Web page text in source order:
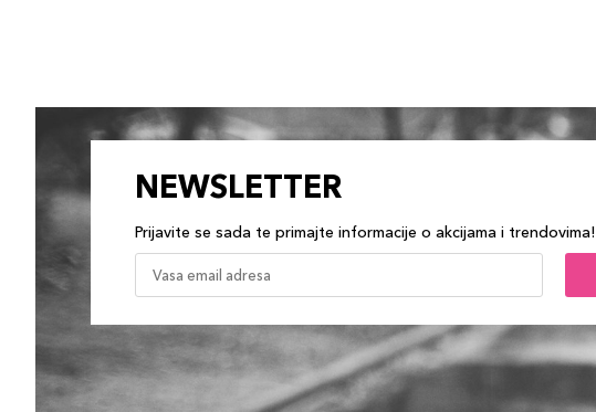
NEWSLETTER
Prijavite se sada te primajte informacije o akcijama i trendovima!